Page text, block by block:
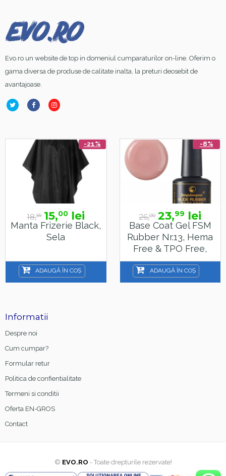
Evo.ro un website de top in domeniul cumparaturilor on-line. Oferim o
gama diversa de produse de calitate inalta, la preturi deosebit de
avantajoase.
-21%
18,99 15,00 lei
Manta Frizerie Black,
Sela
ADAUGĂ ÎN COȘ
-8%
26,00 23,99 lei
Base Coat Gel FSM
Rubber Nr.13, Hema
Free & TPO Free,
15ml
ADAUGĂ ÎN COȘ
Informatii
Despre noi
Cum cumpar?
Formular retur
Politica de confientialitate
Termeni si conditii
Oferta EN-GROS
Contact
© EVO.RO - Toate drepturile rezervate!